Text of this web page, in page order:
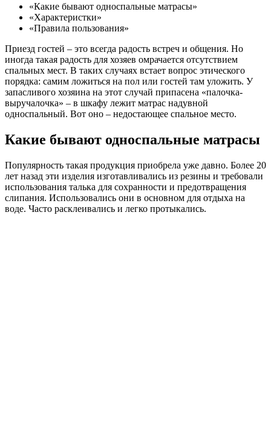
«Какие бывают односпальные матрасы»
«Характеристки»
«Правила пользования»
Приезд гостей – это всегда радость встреч и общения. Но
иногда такая радость для хозяев омрачается отсутствием
спальных мест. В таких случаях встает вопрос этического
порядка: самим ложиться на пол или гостей там уложить. У
запасливого хозяина на этот случай припасена «палочка-
выручалочка» – в шкафу лежит матрас надувной
односпальный. Вот оно – недостающее спальное место.
Какие бывают односпальные матрасы
Популярность такая продукция приобрела уже давно. Более 20
лет назад эти изделия изготавливались из резины и требовали
использования талька для сохранности и предотвращения
слипания. Использовались они в основном для отдыха на
воде. Часто расклеивались и легко протыкались.